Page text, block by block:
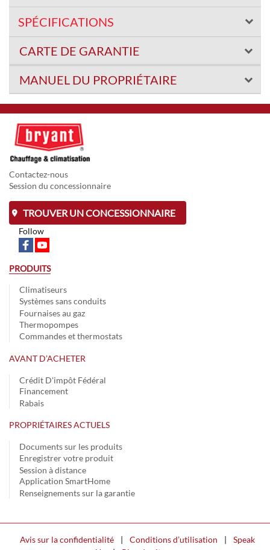
SPÉCIFICATIONS
CARTE DE GARANTIE
MANUEL DU PROPRIÉTAIRE
Contactez-nous
Session du concessionnaire
TROUVER UN CONCESSIONNAIRE
Follow
PRODUITS
Climatiseurs
Systèmes sans conduits
Fournaises au gaz
Thermopompes
Commandes et thermostats
AVANT D’ACHETER
Crédit D'impôt Fédéral
Financement
Rabais
PROPRIÉTAIRES ACTUELS
Documents sur les produits
Enregistrer votre produit
Session à distance
Application SmartHome
Renseignements sur la garantie
Avis sur la confidentialité | Conditions d’utilisation |
Speak